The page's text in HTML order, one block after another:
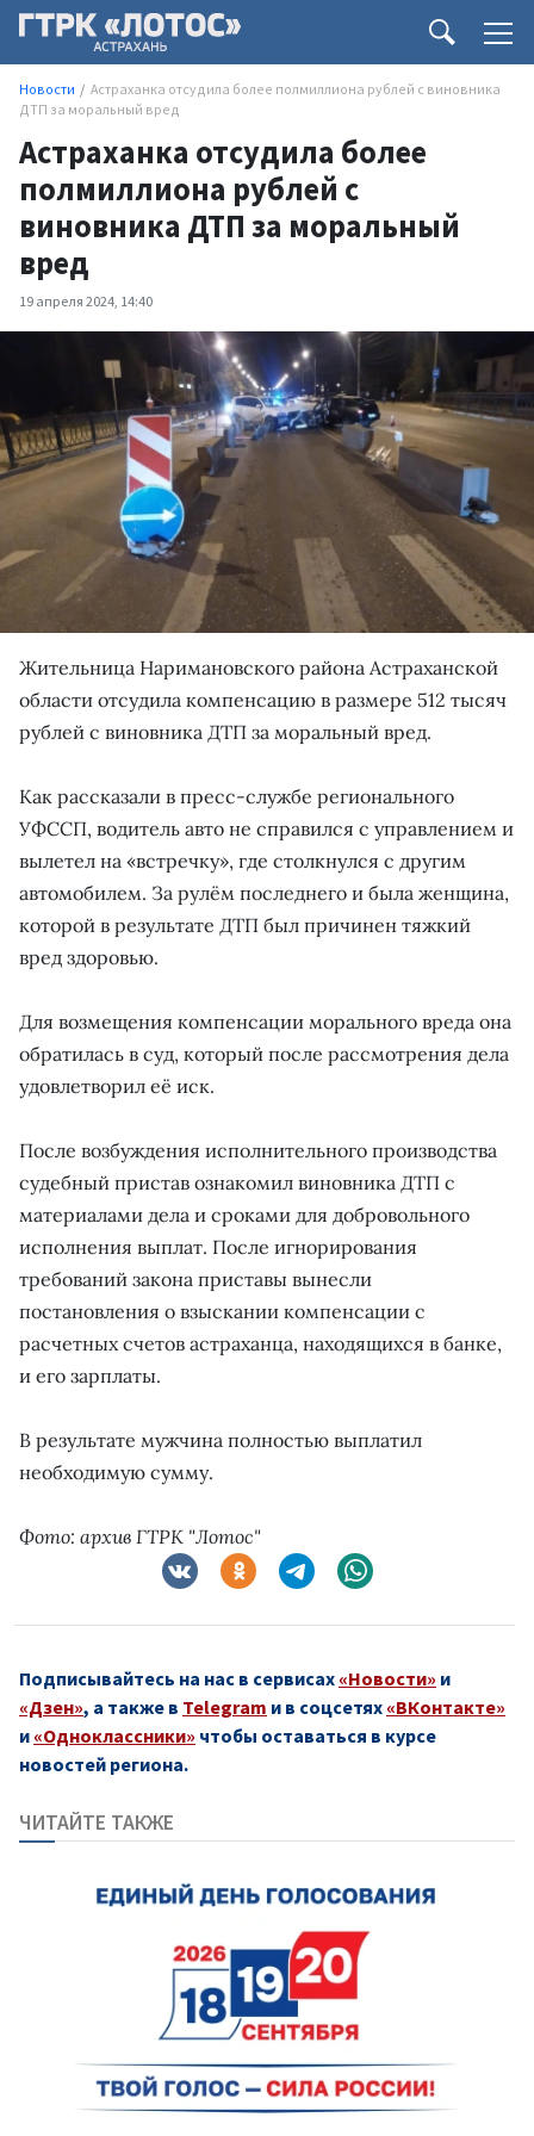
Новости
Астраханка отсудила более полмиллиона рублей с виновника
ДТП за моральный вред
Астраханка отсудила более
полмиллиона рублей с
виновника ДТП за моральный
вред
19 апреля 2024, 14:40
Жительница Наримановского района Астраханской
области отсудила компенсацию в размере 512 тысяч
рублей с виновника ДТП за моральный вред.
Как рассказали в пресс-службе регионального
УФССП, водитель авто не справился с управлением и
вылетел на «встречку», где столкнулся с другим
автомобилем. За рулём последнего и была женщина,
которой в результате ДТП был причинен тяжкий
вред здоровью.
Для возмещения компенсации морального вреда она
обратилась в суд, который после рассмотрения дела
удовлетворил её иск.
После возбуждения исполнительного производства
судебный пристав ознакомил виновника ДТП с
материалами дела и сроками для добровольного
исполнения выплат. После игнорирования
требований закона приставы вынесли
постановления о взыскании компенсации с
расчетных счетов астраханца, находящихся в банке,
и его зарплаты.
В результате мужчина полностью выплатил
необходимую сумму.
Фото: архив ГТРК "Лотос"
Подписывайтесь на нас в сервисах «Новости» и
«Дзен», а также в Telegram и в соцсетях «ВКонтакте»
и «Одноклассники» чтобы оставаться в курсе
новостей региона.
ЧИТАЙТЕ ТАКЖЕ